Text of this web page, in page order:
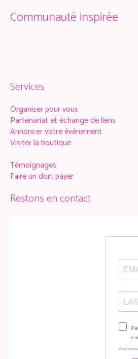
Communauté inspirée
Services
Organiser pour vous
Partenariat et échange de liens
Annoncer votre évènement
Visiter la boutique
Témoignages
Faire un don, payer
Restons en contact